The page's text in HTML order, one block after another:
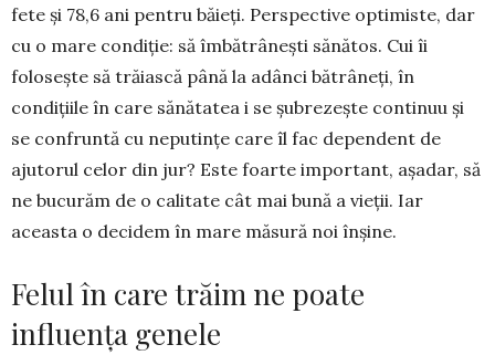
fete și 78,6 ani pentru băieți. Perspective optimiste, dar
cu o mare con­diție: să îmbătrânești sănătos. Cui îi
folosește să trăiască până la adânci bătrâneți, în
condițiile în care sănătatea i se șubrezește continuu și
se con­fruntă cu neputințe care îl fac dependent de
ajuto­rul celor din jur? Este foarte important, așadar, să
ne bucurăm de o calitate cât mai bună a vieții. Iar
aceasta o decidem în mare măsură noi înșine.
Felul în care trăim ne poate
influența genele